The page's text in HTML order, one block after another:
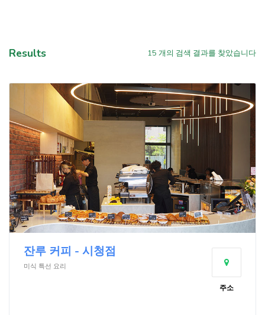
Results 15 개의 검색 결과를 찾았습니다
잔루 커피 - 시청점
미식 특선 요리
주소